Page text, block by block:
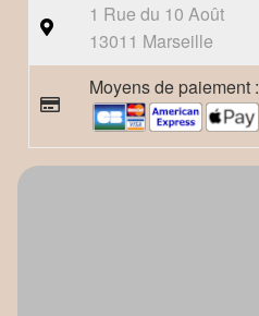
1 Rue du 10 Août
13011 Marseille
Moyens de paiement :